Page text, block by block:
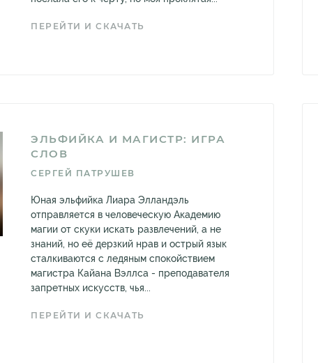
ПЕРЕЙТИ И СКАЧАТЬ
ЭЛЬФИЙКА И МАГИСТР: ИГРА
СЛОВ
СЕРГЕЙ ПАТРУШЕВ
Юная эльфийка Лиара Элландэль
отправляется в человеческую Академию
магии от скуки искать развлечений, а не
знаний, но её дерзкий нрав и острый язык
сталкиваются с ледяным спокойствием
магистра Кайана Вэллса - преподавателя
запретных искусств, чья...
ПЕРЕЙТИ И СКАЧАТЬ